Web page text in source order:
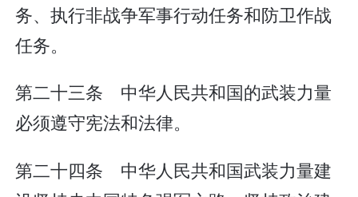
务、执行非战争军事行动任务和防卫作战
任务。
第二十三条 中华人民共和国的武装力量
必须遵守宪法和法律。
第二十四条 中华人民共和国武装力量建